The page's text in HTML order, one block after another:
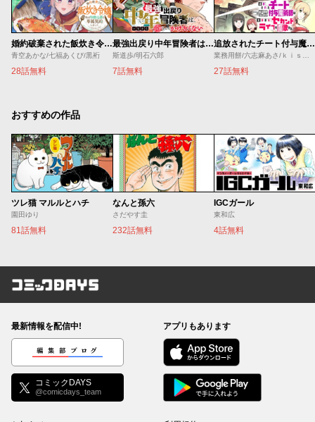
婚約破棄された飯炊き令嬢の私は冷酷公爵と専属契約しました～ですが胃袋を掴んだ結果、冷たかった公爵様がどんどん優しくなっています～
青空あかな/七福あくび/黒裄
28話無料
最強出戻り中年冒険者は、今さら命なんてかけたくない
斯道歩/明石六郎
7話無料
追放されたチート付与魔術師は気ままなセカンドライフを謳歌する。 ～俺は武器だけじゃなく、あらゆるものに『強化ポイント』を付与できるし、俺の意思でいつでも効果を解除できるけど、残った人たち大丈夫？～
業務用餅/六志麻あさ/ｋｉｓｕｉ
27話無料
おすすめの作品
ツレ猫 マルルとハチ
園田ゆり
81話無料
なんと孫六
さだやす圭
232話無料
IGCガール
東和広
4話無料
コミックDAYS
最新情報を配信中!
編集部ブログ
コミックDAYS
@comicdays_team
アプリもあります